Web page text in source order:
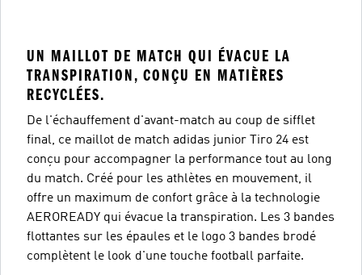
UN MAILLOT DE MATCH QUI ÉVACUE LA
TRANSPIRATION, CONÇU EN MATIÈRES
RECYCLÉES.
De l'échauffement d'avant-match au coup de sifflet
final, ce maillot de match adidas junior Tiro 24 est
conçu pour accompagner la performance tout au long
du match. Créé pour les athlètes en mouvement, il
offre un maximum de confort grâce à la technologie
AEROREADY qui évacue la transpiration. Les 3 bandes
flottantes sur les épaules et le logo 3 bandes brodé
complètent le look d'une touche football parfaite.